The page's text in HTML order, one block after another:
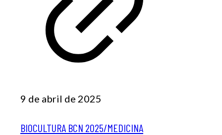
9 de abril de 2025
BIOCULTURA BCN 2025/MEDICINA